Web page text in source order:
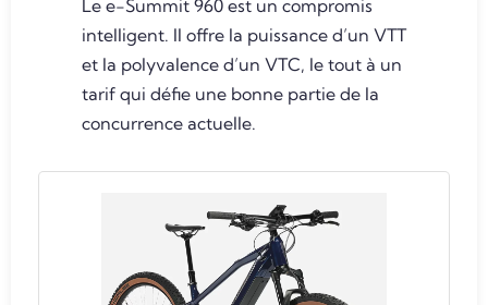
Le e-Summit 960 est un compromis
intelligent. Il offre la puissance d’un VTT
et la polyvalence d’un VTC, le tout à un
tarif qui défie une bonne partie de la
concurrence actuelle.